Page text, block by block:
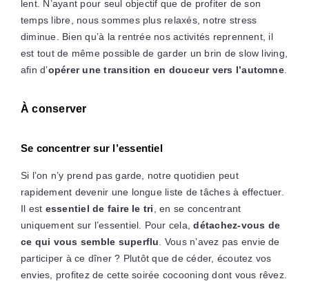
lent. N’ayant pour seul objectif que de profiter de son
temps libre, nous sommes plus relaxés, notre stress
diminue. Bien qu’à la rentrée nos activités reprennent, il
est tout de même possible de garder un brin de slow living,
afin d’opérer une transition en douceur vers l’automne.
À conserver
Se concentrer sur l’essentiel
Si l’on n’y prend pas garde, notre quotidien peut
rapidement devenir une longue liste de tâches à effectuer.
Il est essentiel de faire le tri
, en se concentrant
uniquement sur l’essentiel. Pour cela,détachez-vous de
ce qui vous semble superflu . Vous n’avez pas envie de
participer à ce dîner ? Plutôt que de céder, écoutez vos
envies, profitez de cette soirée cocooning dont vous rêvez.